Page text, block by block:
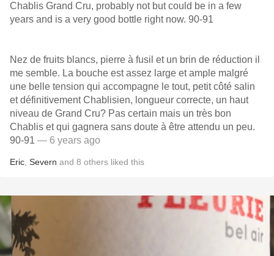
Chablis Grand Cru, probably not but could be in a few
years and is a very good bottle right now. 90-91
Nez de fruits blancs, pierre à fusil et un brin de réduction il
me semble. La bouche est assez large et ample malgré
une belle tension qui accompagne le tout, petit côté salin
et définitivement Chablisien, longueur correcte, un haut
niveau de Grand Cru? Pas certain mais un très bon
Chablis et qui gagnera sans doute à être attendu un peu.
90-91 — 6 years ago
Eric Severn and 8 others liked this